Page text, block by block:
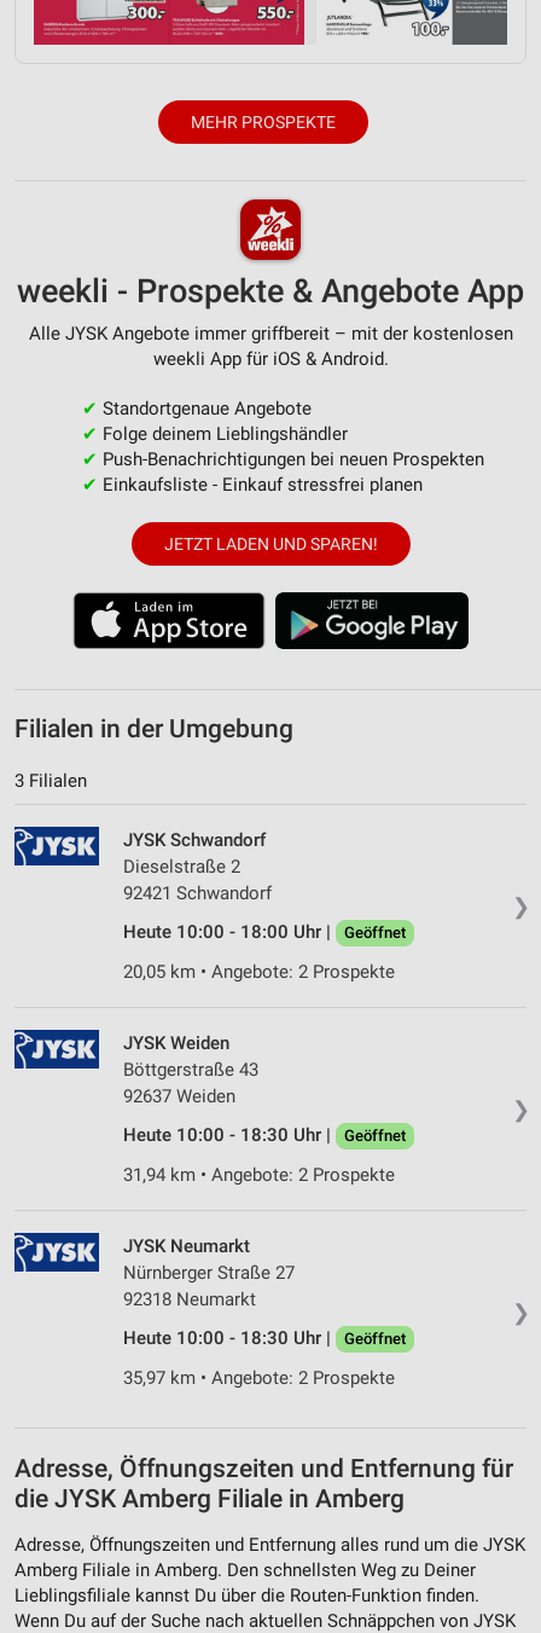
MEHR PROSPEKTE
weekli - Prospekte & Angebote App
Alle JYSK Angebote immer griffbereit – mit der kostenlosen
weekli App für iOS & Android.
✔ Standortgenaue Angebote
✔ Folge deinem Lieblingshändler
✔ Push-Benachrichtigungen bei neuen Prospekten
✔ Einkaufsliste - Einkauf stressfrei planen
JETZT LADEN UND SPAREN!
Filialen in der Umgebung
3 Filialen
❯
JYSK Schwandorf
Dieselstraße 2
92421 Schwandorf
Heute 10:00 - 18:00 Uhr |
Geöffnet
20,05 km • Angebote: 2 Prospekte
❯
JYSK Weiden
Böttgerstraße 43
92637 Weiden
Heute 10:00 - 18:30 Uhr |
Geöffnet
31,94 km • Angebote: 2 Prospekte
❯
JYSK Neumarkt
Nürnberger Straße 27
92318 Neumarkt
Heute 10:00 - 18:30 Uhr |
Geöffnet
35,97 km • Angebote: 2 Prospekte
Adresse, Öffnungszeiten und Entfernung für
die JYSK Amberg Filiale in Amberg
Adresse, Öffnungszeiten und Entfernung alles rund um die JYSK
Amberg Filiale in Amberg. Den schnellsten Weg zu Deiner
Lieblingsfiliale kannst Du über die Routen-Funktion finden.
Wenn Du auf der Suche nach aktuellen Schnäppchen von JYSK
Verwendung reduzierter Daten zur Auswahl von
Verwendung genauer Standortdaten
Informationen identifizieren
Notwendig
Performance
Werbung